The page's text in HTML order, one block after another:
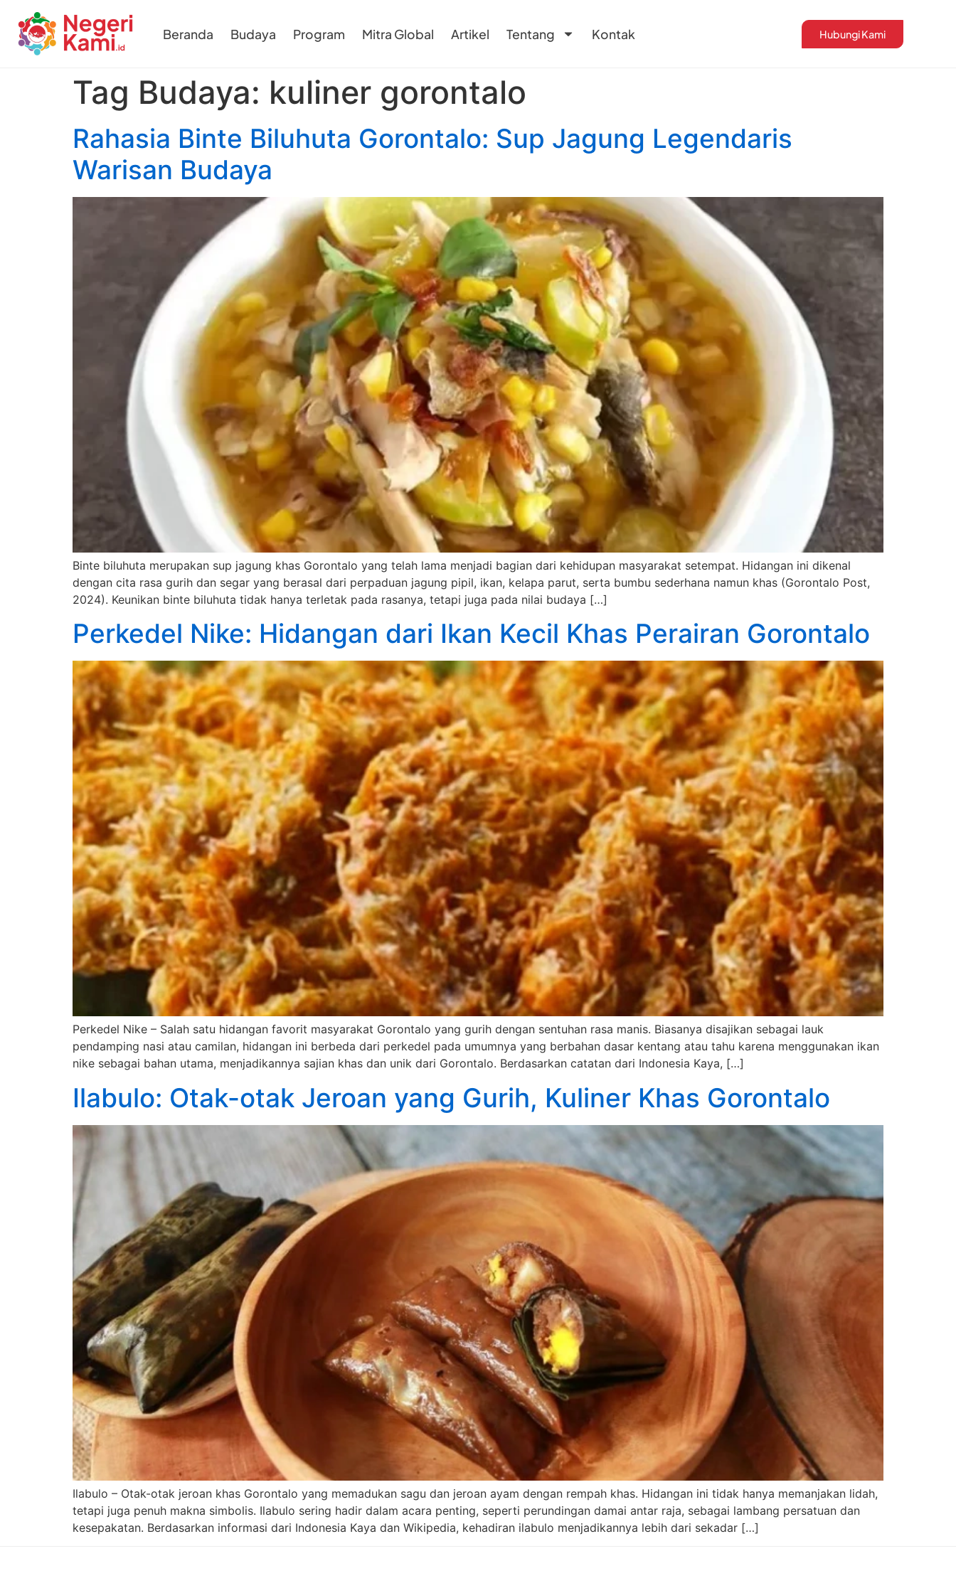
Beranda Budaya Program Mitra Global Artikel Tentang Kontak Hubungi Kami
Tag Budaya: kuliner gorontalo
Rahasia Binte Biluhuta Gorontalo: Sup Jagung Legendaris
Warisan Budaya
Binte biluhuta merupakan sup jagung khas Gorontalo yang telah lama menjadi bagian dari kehidupan masyarakat setempat. Hidangan ini dikenal
dengan cita rasa gurih dan segar yang berasal dari perpaduan jagung pipil, ikan, kelapa parut, serta bumbu sederhana namun khas (Gorontalo Post,
2024). Keunikan binte biluhuta tidak hanya terletak pada rasanya, tetapi juga pada nilai budaya […]
Perkedel Nike: Hidangan dari Ikan Kecil Khas Perairan Gorontalo
Perkedel Nike – Salah satu hidangan favorit masyarakat Gorontalo yang gurih dengan sentuhan rasa manis. Biasanya disajikan sebagai lauk
pendamping nasi atau camilan, hidangan ini berbeda dari perkedel pada umumnya yang berbahan dasar kentang atau tahu karena menggunakan ikan
nike sebagai bahan utama, menjadikannya sajian khas dan unik dari Gorontalo. Berdasarkan catatan dari Indonesia Kaya, […]
Ilabulo: Otak-otak Jeroan yang Gurih, Kuliner Khas Gorontalo
Ilabulo – Otak-otak jeroan khas Gorontalo yang memadukan sagu dan jeroan ayam dengan rempah khas. Hidangan ini tidak hanya memanjakan lidah,
tetapi juga penuh makna simbolis. Ilabulo sering hadir dalam acara penting, seperti perundingan damai antar raja, sebagai lambang persatuan dan
kesepakatan. Berdasarkan informasi dari Indonesia Kaya dan Wikipedia, kehadiran ilabulo menjadikannya lebih dari sekadar […]